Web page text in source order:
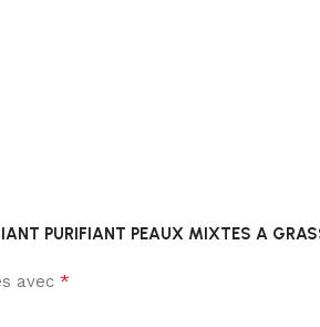
PURIFIANT PEAUX MIXTES A
avec *